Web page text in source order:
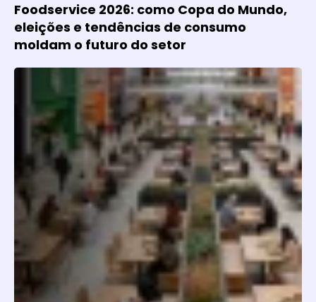
Foodservice 2026: como Copa do Mundo,
eleições e tendências de consumo
moldam o futuro do setor